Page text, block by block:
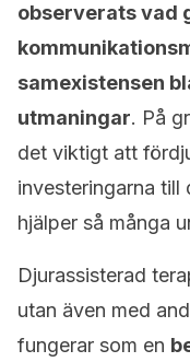
observerats vad
samexistensen
utmaningar. På
det viktigt att
investeringarna till
hjälper så många
Djurassisterad
utan även med
fungerar som en